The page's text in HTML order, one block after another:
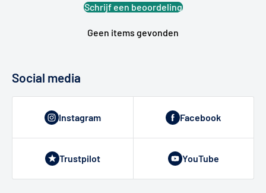
Schrijf een beoordeling
Geen items gevonden
Social media
Instagram Facebook
Trustpilot YouTube